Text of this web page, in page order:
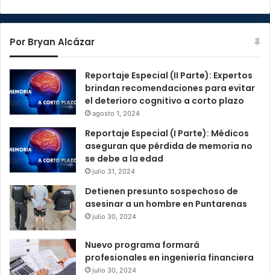
Por Bryan Alcázar
Reportaje Especial (II Parte): Expertos
brindan recomendaciones para evitar
el deterioro cognitivo a corto plazo
agosto 1, 2024
Reportaje Especial (I Parte): Médicos
aseguran que pérdida de memoria no
se debe a la edad
julio 31, 2024
Detienen presunto sospechoso de
asesinar a un hombre en Puntarenas
julio 30, 2024
Nuevo programa formará
profesionales en ingeniería financiera
julio 30, 2024